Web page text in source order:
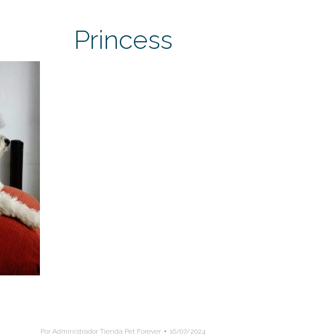
Princess
PorAdministrador Tienda Pet Forever 16/07/2024